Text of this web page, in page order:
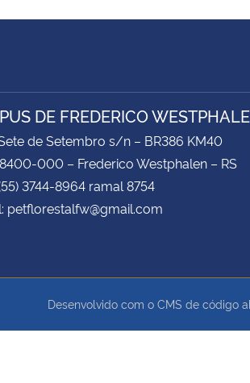
DE FREDERICO
de Setembro s/n – BR386 KM40
000 – Frederico Westphalen – RS
3744-8964 ramal 8754
petflorestalfw@gmail.com
Desenvolvido com o CMS de código